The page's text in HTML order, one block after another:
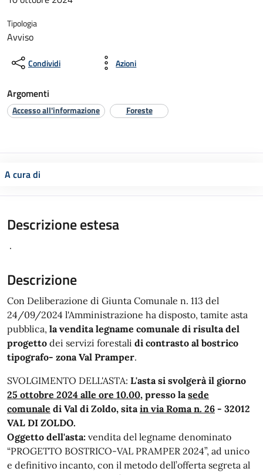
Tipologia
Avviso
Condividi Azioni
Argomenti
Accesso all'informazione Foreste
A cura di
Descrizione estesa
.
Descrizione
Con Deliberazione di Giunta Comunale n. 113 del
24/09/2024 l'Amministrazione ha disposto, tamite asta
pubblica, la vendita legname comunale di risulta del
progetto dei servizi forestali di contrasto al bostrico
tipografo- zona Val Pramper.
SVOLGIMENTO DELL'ASTA: L'asta si svolgerà il giorno
25 ottobre 2024 alle ore 10.00, presso la sede
comunale di Val di Zoldo, sita in via Roma n. 26 - 32012
VAL DI ZOLDO.
Oggetto dell'asta: vendita del legname denominato
“PROGETTO BOSTRICO-VAL PRAMPER 2024”, ad unico
e definitivo incanto, con il metodo dell’offerta segreta al